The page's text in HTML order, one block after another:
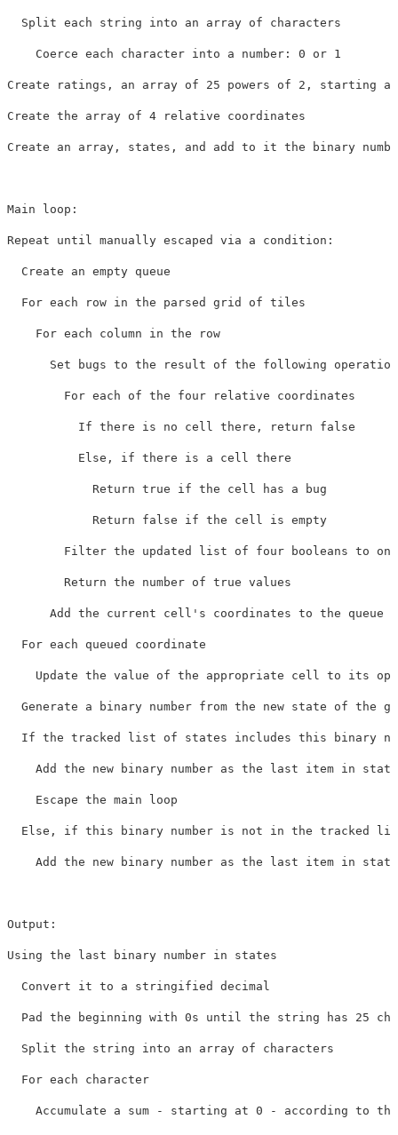
  Split each string into an array of characters
    Coerce each character into a number: 0 or 1
Create ratings, an array of 25 powers of 2, starting
Create the array of 4 relative coordinates
Create an array, states, and add to it the binary
Main loop:
Repeat until manually escaped via a condition:
  Create an empty queue
  For each row in the parsed grid of tiles
    For each column in the row
Set bugs to the result of the following
        For each of the four relative coordinates
          If there is no cell there, return false
          Else, if there is a cell there
            Return true if the cell has a bug
            Return false if the cell is empty
Filter the updated list of four booleans to
        Return the number of true values
Add the current cell's coordinates to the queue
  For each queued coordinate
Update the value of the appropriate cell to its
Generate a binary number from the new state of the
If the tracked list of states includes this binary
Add the new binary number as the last item in
    Escape the main loop
Else, if this binary number is not in the tracked
Add the new binary number as the last item in
Output:
Using the last binary number in states
  Convert it to a stringified decimal
Pad the beginning with 0s until the string has 25
  Split the string into an array of characters
  For each character
Accumulate a sum - starting at 0 - according to